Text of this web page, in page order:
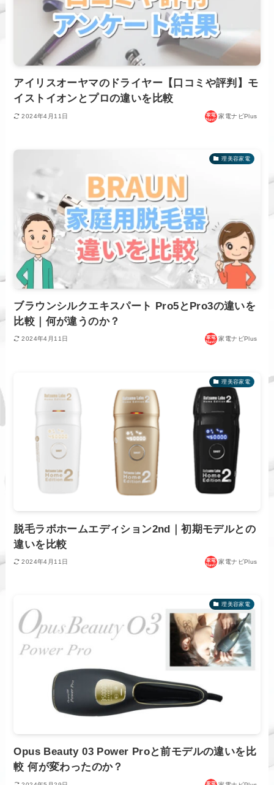
アイリスオーヤマのドライヤー【口コミや評判】モ
イストイオンとプロの違いを比較
2024年4月11日 家電ナビPlus
理美容家電
ブラウンシルクエキスパート Pro5とPro3の違いを
比較｜何が違うのか？
2024年4月11日 家電ナビPlus
理美容家電
脱毛ラボホームエディション2nd｜初期モデルとの
違いを比較
2024年4月11日 家電ナビPlus
理美容家電
Opus Beauty 03 Power Proと前モデルの違いを比
較 何が変わったのか？